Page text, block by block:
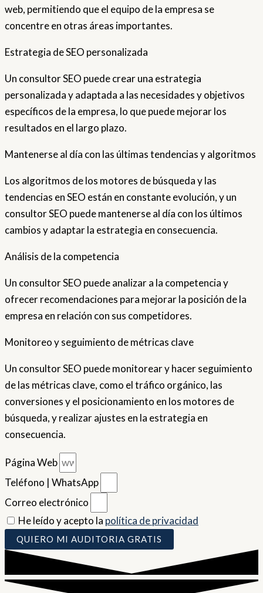
web, permitiendo que el equipo de la empresa se
concentre en otras áreas importantes.
Estrategia de SEO personalizada
Un consultor SEO puede crear una estrategia
personalizada y adaptada a las necesidades y objetivos
específicos de la empresa, lo que puede mejorar los
resultados en el largo plazo.
Mantenerse al día con las últimas tendencias y algoritmos
Los algoritmos de los motores de búsqueda y las
tendencias en SEO están en constante evolución, y un
consultor SEO puede mantenerse al día con los últimos
cambios y adaptar la estrategia en consecuencia.
Análisis de la competencia
Un consultor SEO puede analizar a la competencia y
ofrecer recomendaciones para mejorar la posición de la
empresa en relación con sus competidores.
Monitoreo y seguimiento de métricas clave
Un consultor SEO puede monitorear y hacer seguimiento
de las métricas clave, como el tráfico orgánico, las
conversiones y el posicionamiento en los motores de
búsqueda, y realizar ajustes en la estrategia en
consecuencia.
Página Web
Teléfono | WhatsApp
Correo electrónico
He leído y acepto la política de privacidad
QUIERO MI AUDITORIA GRATIS